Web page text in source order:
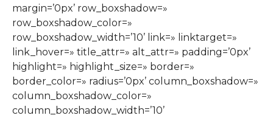
margin=’0px’ row_boxshadow=»
row_boxshadow_color=»
row_boxshadow_width=’10’ link=» linktarget=»
link_hover=» title_attr=» alt_attr=» padding=’0px’
highlight=» highlight_size=» border=»
border_color=» radius=’0px’ column_boxshadow=»
column_boxshadow_color=»
column_boxshadow_width=’10’